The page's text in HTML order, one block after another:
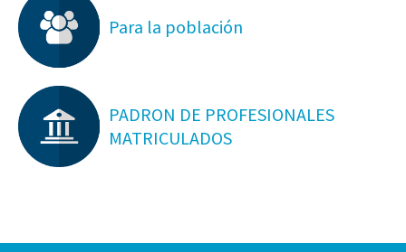
Para la población
PADRON DE PROFESIONALES
MATRICULADOS